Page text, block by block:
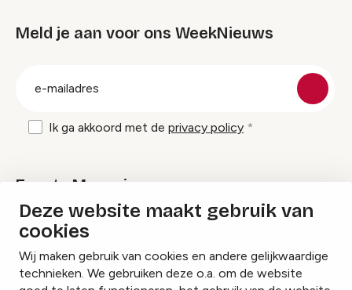
Deze website maakt gebruik van
cookies
Wij maken gebruik van cookies en andere gelijkwaardige
technieken. We gebruiken deze o.a. om de website
Meld je aan voor ons WeekNieuws
Ik ga akkoord met de privacy policy
Events Magazine
Ik ontvang graag Events Magazine